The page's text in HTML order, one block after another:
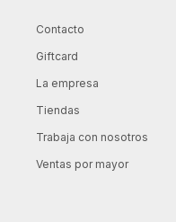
Contacto
Giftcard
La empresa
Tiendas
Trabaja con nosotros
Ventas por mayor